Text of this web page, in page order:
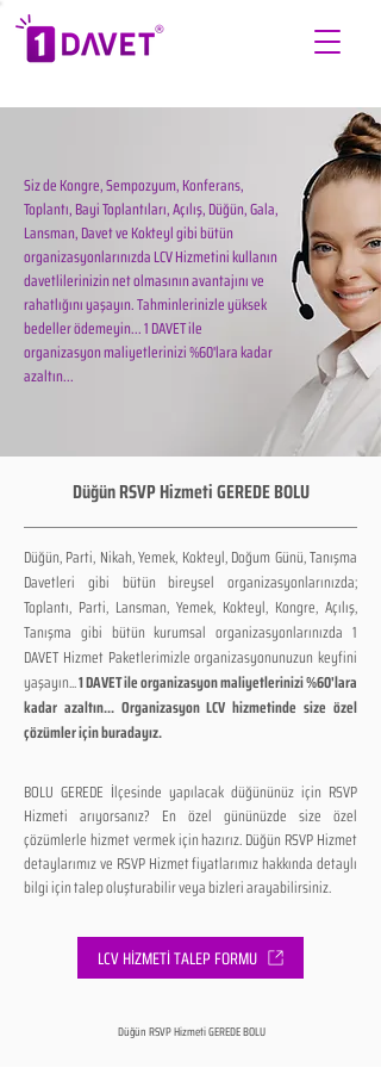
Siz de Kongre, Sempozyum, Konferans,
Toplantı, Bayi Toplantıları, Açılış, Düğün, Gala,
Lansman, Davet ve Kokteyl gibi bütün
organizasyonlarınızda LCV Hizmetini kullanın
davetlilerinizin net olmasının avantajını ve
rahatlığını yaşayın. Tahminlerinizle yüksek
bedeller ödemeyin... 1 DAVET ile
organizasyon maliyetlerinizi %60'lara kadar
azaltın...
Düğün RSVP Hizmeti GEREDE BOLU
Düğün, Parti, Nikah, Yemek, Kokteyl, Doğum Günü, Tanışma
Davetleri gibi bütün bireysel organizasyonlarınızda;
Toplantı, Parti, Lansman, Yemek, Kokteyl, Kongre, Açılış,
Tanışma gibi bütün kurumsal organizasyonlarınızda 1
DAVET Hizmet Paketlerimizle organizasyonunuzun keyfini
yaşayın...1 DAVET ile organizasyon maliyetlerinizi %60'lara
kadar azaltın... Organizasyon LCV hizmetinde size özel
çözümler için buradayız.
BOLU GEREDE İlçesinde yapılacak düğününüz için RSVP
Hizmeti arıyorsanız? En özel gününüzde size özel
çözümlerle hizmet vermek için hazırız. Düğün RSVP Hizmet
detaylarımız ve RSVP Hizmet fiyatlarımız hakkında detaylı
bilgi için talep oluşturabilir veya bizleri arayabilirsiniz.
LCV HİZMETİ TALEP FORMU
Düğün RSVP Hizmeti GEREDE BOLU